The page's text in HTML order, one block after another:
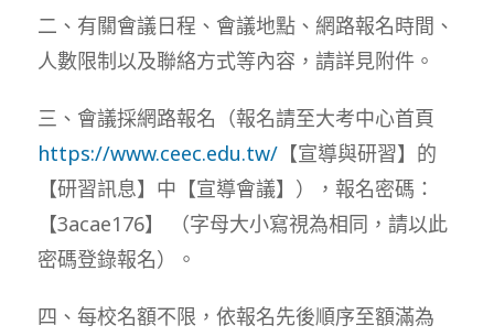
二、有關會議日程、會議地點、網路報名時間、
人數限制以及聯絡方式等內容，請詳見附件。
三、會議採網路報名（報名請至大考中心首頁
https://www.ceec.edu.tw/【宣導與研習】的
【研習訊息】中【宣導會議】），報名密碼：
【3acae176】 （字母大小寫視為相同，請以此
密碼登錄報名）。
四、每校名額不限，依報名先後順序至額滿為